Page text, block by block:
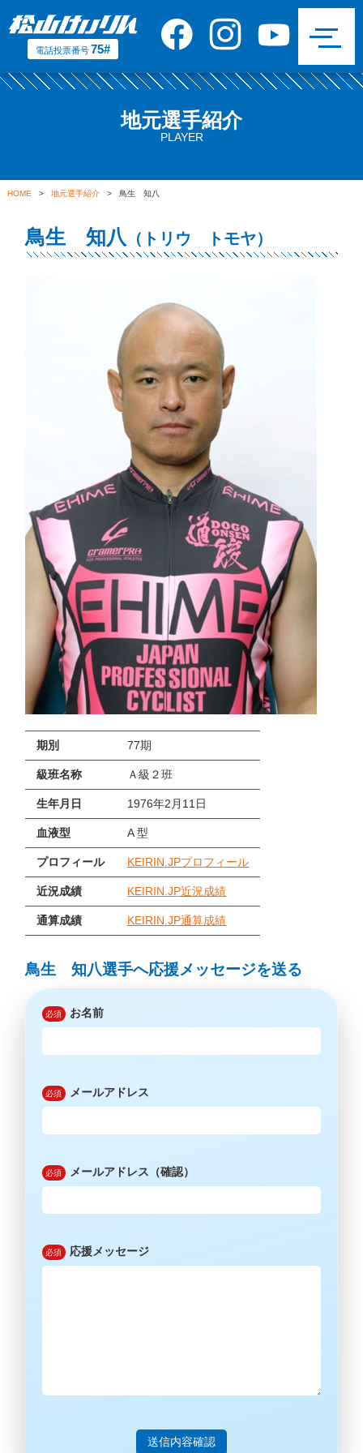
電話投票番号 75#
地元選手紹介
PLAYER
HOME > 地元選手紹介> 鳥生 知八
鳥生 知八 （トリウ トモヤ）
期別 77期
級班名称 Ａ級２班
生年月日 1976年2月11日
血液型 A 型
プロフィール KEIRIN.JPプロフィール
近況成績 KEIRIN.JP近況成績
通算成績 KEIRIN.JP通算成績
鳥生 知八選手へ応援メッセージを送る
お名前
メールアドレス
メールアドレス（確認）
応援メッセージ